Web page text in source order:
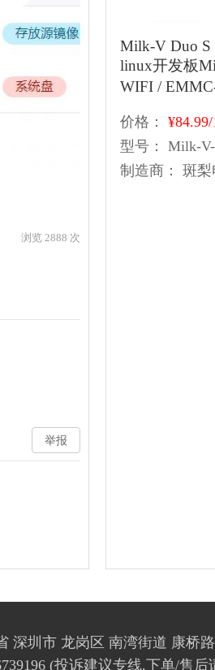
浏览 2888 次
举报
Milk-V Duo S
linux开发板
WIFI /
价格：
型号：
Milk-
制造商：
斑梨
深圳市 龙岗区 南湾街道 康桥
(投诉建议专线,下单/售